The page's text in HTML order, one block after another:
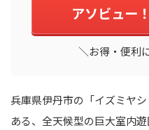
アソビュー
＼お得・便利
兵庫県伊丹市の「イズミヤ
ある、全天候型の巨大室内